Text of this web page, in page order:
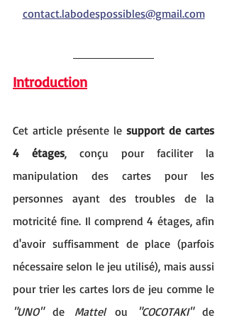
contact.labodespossibles@gmail.com
Introduction
Cet article présente le support de cartes
4 étages, conçu pour faciliter la
manipulation des cartes pour les
personnes ayant des troubles de la
motricité fine. Il comprend 4 étages, afin
d'avoir suffisamment de place (parfois
nécessaire selon le jeu utilisé), mais aussi
"UNO" de Mattel ou "COCOTAKI"